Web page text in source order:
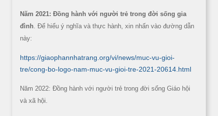
Năm 2021: Đồng hành với người trẻ trong đời sống gia
đình. Để hiểu ý nghĩa và thực hành, xin nhấn vào đường dẫn
này:
https://giaophannhatrang.org/vi/news/muc-vu-gioi-
tre/cong-bo-logo-nam-muc-vu-gioi-tre-2021-20614.html
Năm 2022: Đồng hành với người trẻ trong đời sống Giáo hội
và xã hội.